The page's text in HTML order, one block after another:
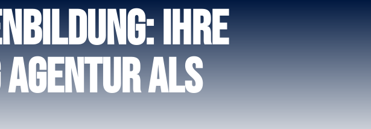
Ihre
als